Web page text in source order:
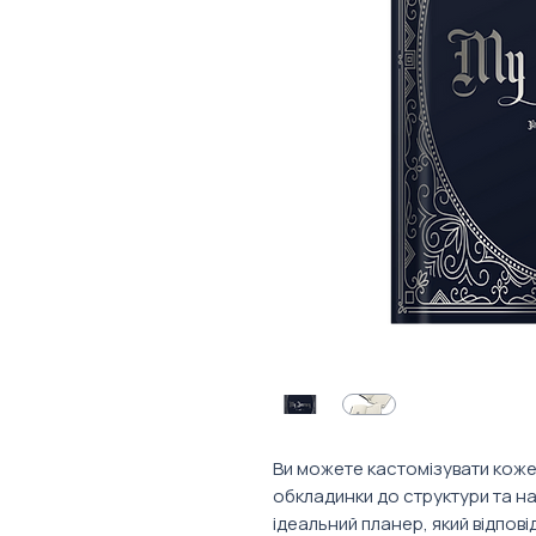
Ви можете кастомізувати
обкладинки до структури та
ідеальний планер, який